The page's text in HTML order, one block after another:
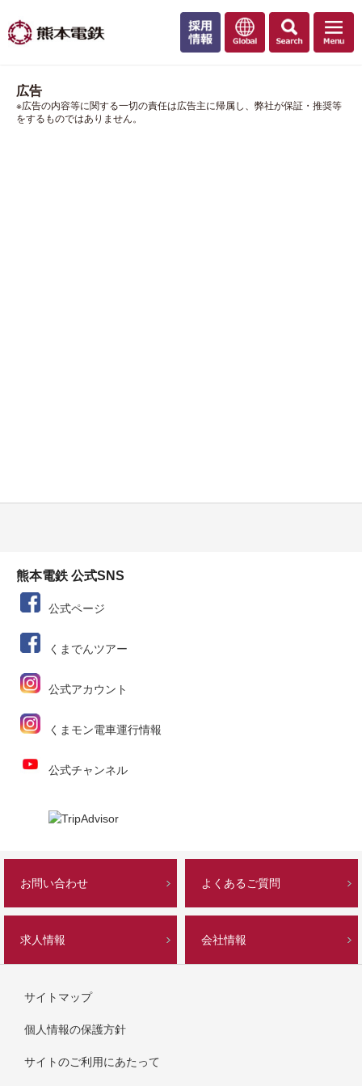
広告
※広告の内容等に関する一切の責任は広告主に帰属し、弊社が保証・推奨等
をするものではありません。
熊本電鉄 公式SNS
公式ページ
くまでんツアー
公式アカウント
くまモン電車運行情報
公式チャンネル
お問い合わせ よくあるご質問
求人情報 会社情報
サイトマップ
個人情報の保護方針
サイトのご利用にあたって